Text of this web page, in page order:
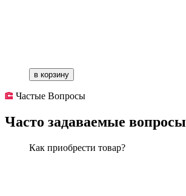
в корзину
Частые Вопросы
Часто задаваемые вопросы
Как приобрести товар?